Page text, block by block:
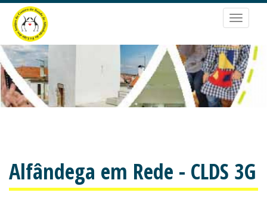
Passar
para
conteúdo
principal
Toggle
Alfândega em Rede - CLDS 3G